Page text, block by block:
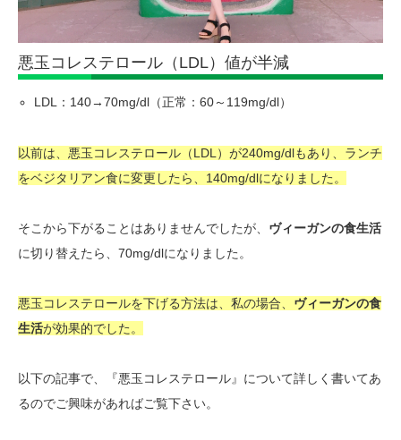
悪玉コレステロール（LDL）値が半減
LDL：140→70mg/dl（正常：60～119mg/dl）
以前は、悪玉コレステロール（LDL）が240mg/dlもあり、ランチ
をベジタリアン食に変更したら、140mg/dlになりました。
そこから下がることはありませんでしたが、 ヴィーガンの食生活
に切り替えたら、70mg/dlになりました。
悪玉コレステロールを下げる方法は、私の場合、 ヴィーガンの食
生活が効果的でした。
以下の記事で、『悪玉コレステロール』について詳しく書いてあ
るのでご興味があればご覧下さい。